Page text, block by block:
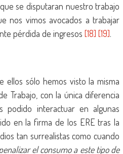
se disputaran nuestro trabajo
nos vimos avocados a trabajar
pérdida de ingresos [18] [19].
ellos sólo hemos visto la misma
Trabajo, con la única diferencia
interactuar en algunas
en la firma de los ERE tras la
tan surrealistas como cuando
el consumo a este tipo de